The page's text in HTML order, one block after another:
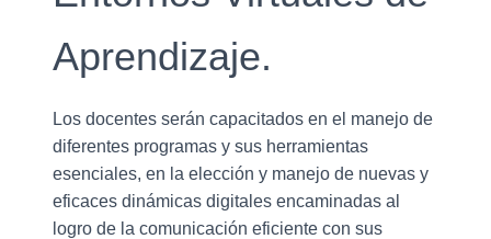
Aprendizaje.
Los docentes serán capacitados en el manejo de
diferentes programas y sus herramientas
esenciales, en la elección y manejo de nuevas y
eficaces dinámicas digitales encaminadas al
logro de la comunicación eficiente con sus